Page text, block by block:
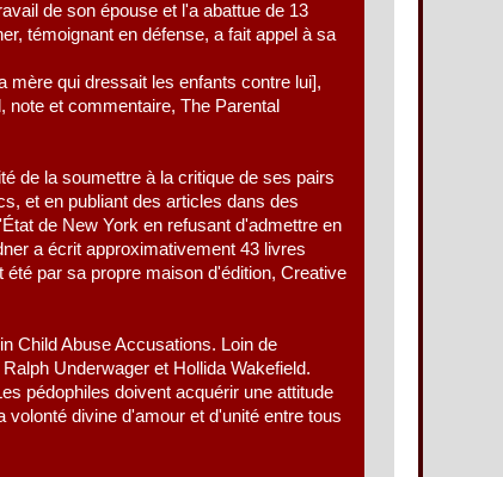
de son épouse et l'a abattue de 13
témoignant en défense, a fait appel à sa
mère qui dressait les enfants contre lui],
et commentaire, The Parental
de la soumettre à la critique de ses pairs
et en publiant des articles dans des
de New York en refusant d'admettre en
a écrit approximativement 43 livres
par sa propre maison d'édition, Creative
Child Abuse Accusations. Loin de
Underwager et Hollida Wakefield.
pédophiles doivent acquérir une attitude
divine d'amour et d'unité entre tous